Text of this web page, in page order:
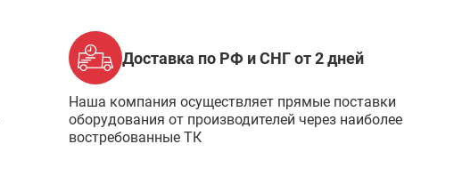
Доставка по РФ и СНГ от 2 дней
Наша компания осуществляет прямые поставки
оборудования от производителей через наиболее
востребованные ТК